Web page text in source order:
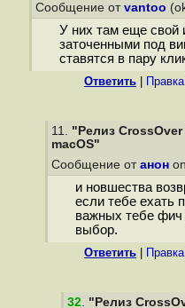
Сообщение от vantoo
У них там еще свой
заточенными под
ставятся в пару
Ответить Правка
11. "Релиз
macOS"
Сообщение от анон
и новшества
если тебе ехать
важных тебе фич
выбор.
Ответить Правка
32. "Релиз